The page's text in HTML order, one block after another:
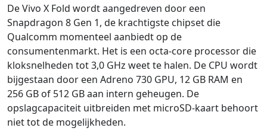
De Vivo X Fold wordt aangedreven door een
Snapdragon 8 Gen 1, de krachtigste chipset die
Qualcomm momenteel aanbiedt op de
consumentenmarkt. Het is een octa-core processor die
kloksnelheden tot 3,0 GHz weet te halen. De CPU wordt
bijgestaan door een Adreno 730 GPU, 12 GB RAM en
256 GB of 512 GB aan intern geheugen. De
opslagcapaciteit uitbreiden met microSD-kaart behoort
niet tot de mogelijkheden.